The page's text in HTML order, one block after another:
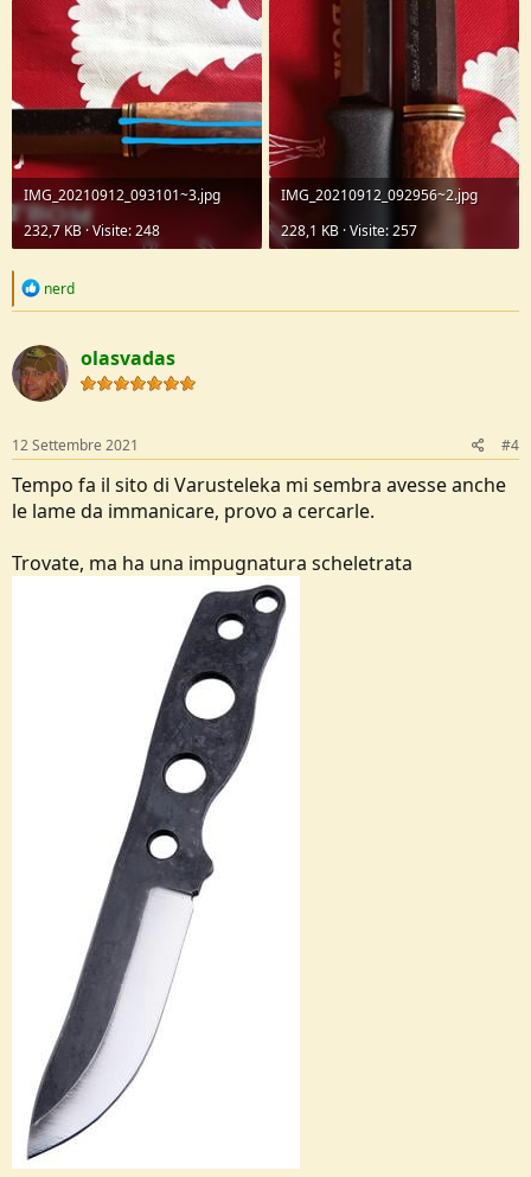
IMG_20210912_093101~3.jpg
232,7 KB · Visite: 248
IMG_20210912_092956~2.jpg
228,1 KB · Visite: 257
R
c
t
i
o
s
:
nerd
olasvadas
12 Settembre 2021 #4
Tempo fa il sito di Varusteleka mi sembra avesse anche
le lame da immanicare, provo a cercarle.
Trovate, ma ha una impugnatura scheletrata